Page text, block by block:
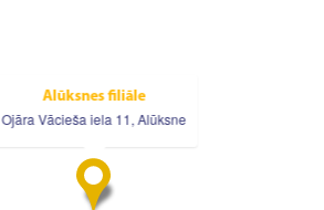
Alūksnes filiāle
Ojāra Vācieša iela 11, Alūksne